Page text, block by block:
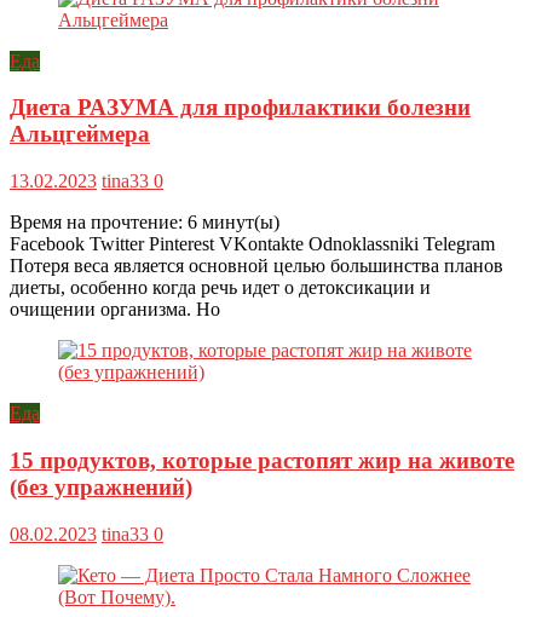
Еда
Диета РАЗУМА для профилактики болезни
Альцгеймера
13.02.2023 tina33 0
Время на прочтение: 6 минут(ы)
Facebook Twitter Pinterest VKontakte Odnoklassniki Telegram
Потеря веса является основной целью большинства планов
диеты, особенно когда речь идет о детоксикации и
очищении организма. Но
Еда
15 продуктов, которые растопят жир на животе
(без упражнений)
08.02.2023 tina33 0